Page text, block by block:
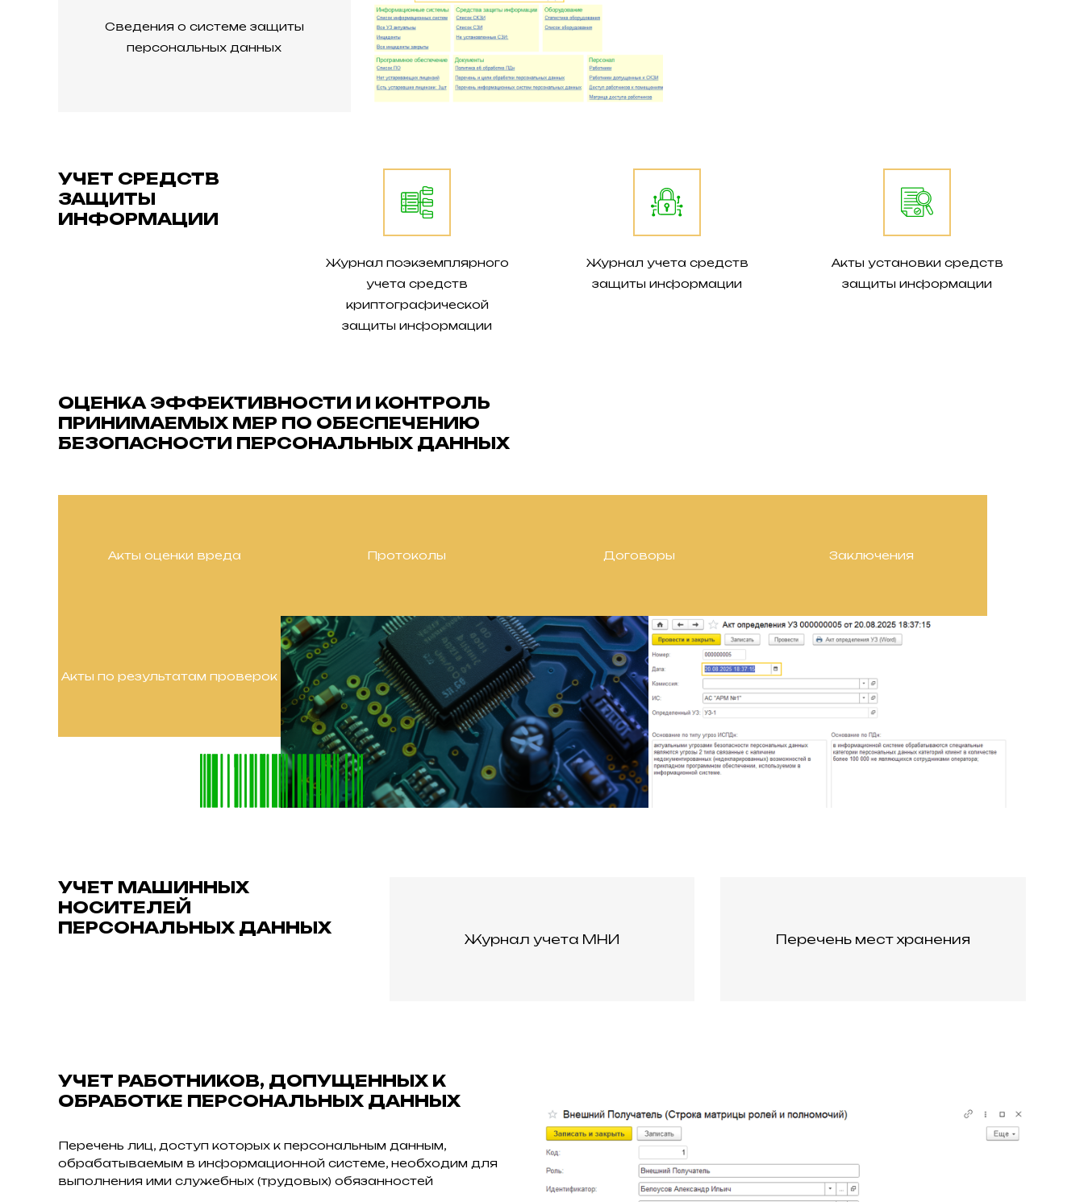
Сведения о системе защиты
персональных данных
УЧЕТ СРЕДСТВ
ЗАЩИТЫ
ИНФОРМАЦИИ
Журнал поэкземплярного
учета средств
криптографической
защиты информации
Журнал учета средств
защиты информации
Акты установки средств
защиты информации
ОЦЕНКА ЭФФЕКТИВНОСТИ И КОНТРОЛЬ
ПРИНИМАЕМЫХ МЕР ПО ОБЕСПЕЧЕНИЮ
БЕЗОПАСНОСТИ ПЕРСОНАЛЬНЫХ ДАННЫХ
Акты оценки вреда Протоколы Договоры Заключения
Акты по результатам проверок
УЧЕТ МАШИННЫХ
НОСИТЕЛЕЙ
ПЕРСОНАЛЬНЫХ ДАННЫХ
Журнал учета МНИ Перечень мест хранения
УЧЕТ РАБОТНИКОВ, ДОПУЩЕННЫХ К
ОБРАБОТКЕ ПЕРСОНАЛЬНЫХ ДАННЫХ
Перечень лиц, доступ которых к персональным данным,
обрабатываемым в информационной системе, необходим для
выполнения ими служебных (трудовых) обязанностей